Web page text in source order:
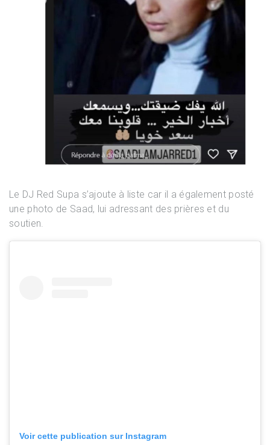
Le DJ Red Supa s’ajoute à liste car il a également posté
une photo de Saad, lui adressant des prières et du
soutien.
Voir cette publication sur Instagram